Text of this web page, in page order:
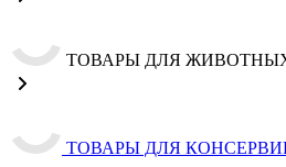
ТОВАРЫ ДЛЯ
ТОВАРЫ ДЛЯ